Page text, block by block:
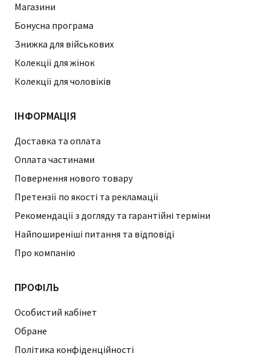
Магазини
Бонусна програма
Знижка для військових
Колекції для жінок
Колекції для чоловіків
ІНФОРМАЦІЯ
Доставка та оплата
Оплата частинами
Повернення нового товару
Претензії по якості та рекламації
Рекомендації з догляду та гарантійні терміни
Найпоширеніші питання та відповіді
Про компанію
ПРОФІЛЬ
Особистий кабінет
Обране
Політика конфіденційності